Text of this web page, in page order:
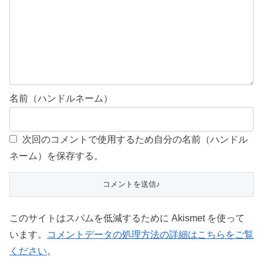
名前（ハンドルネーム）
次回のコメントで使用するため自分の名前（ハンドル
ネーム）を保存する。
このサイトはスパムを低減するために Akismet を使って
います。
コメントデータの処理方法の詳細はこちらをご覧
ください。